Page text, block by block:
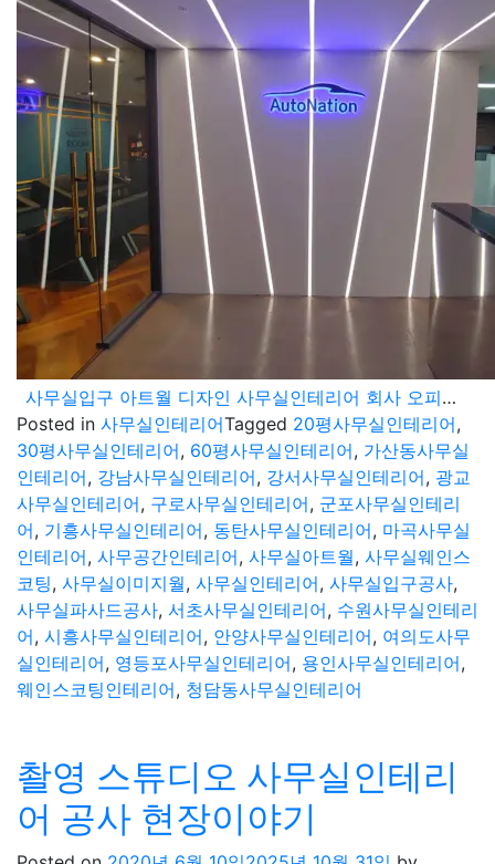
사무실입구 아트월 디자인 사무실인테리어 회사 오피스공사 현장 입니다.
Posted in 사무실인테리어Tagged 20평사무실인테리어,
30평사무실인테리어, 60평사무실인테리어, 가산동사무실
인테리어, 강남사무실인테리어, 강서사무실인테리어, 광교
사무실인테리어, 구로사무실인테리어, 군포사무실인테리
어, 기흥사무실인테리어, 동탄사무실인테리어, 마곡사무실
인테리어, 사무공간인테리어, 사무실아트월, 사무실웨인스
코팅, 사무실이미지월, 사무실인테리어, 사무실입구공사,
사무실파사드공사, 서초사무실인테리어, 수원사무실인테리
어, 시흥사무실인테리어, 안양사무실인테리어, 여의도사무
실인테리어, 영등포사무실인테리어, 용인사무실인테리어,
웨인스코팅인테리어, 청담동사무실인테리어
촬영 스튜디오 사무실인테리
어 공사 현장이야기